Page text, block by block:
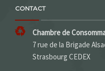
CONTACT
Chambre de
7 rue de la Brigade
Strasbourg CEDEX